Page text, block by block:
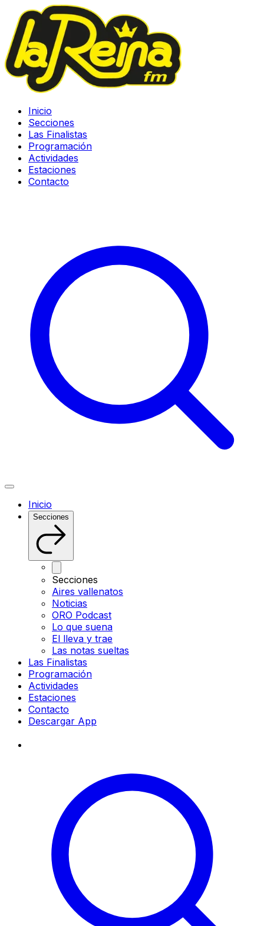
Inicio
Secciones
Las Finalistas
Programación
Actividades
Estaciones
Contacto
Inicio
Secciones
Secciones
Aires vallenatos
Noticias
ORO Podcast
Lo que suena
El lleva y trae
Las notas sueltas
Las Finalistas
Programación
Actividades
Estaciones
Contacto
Descargar App